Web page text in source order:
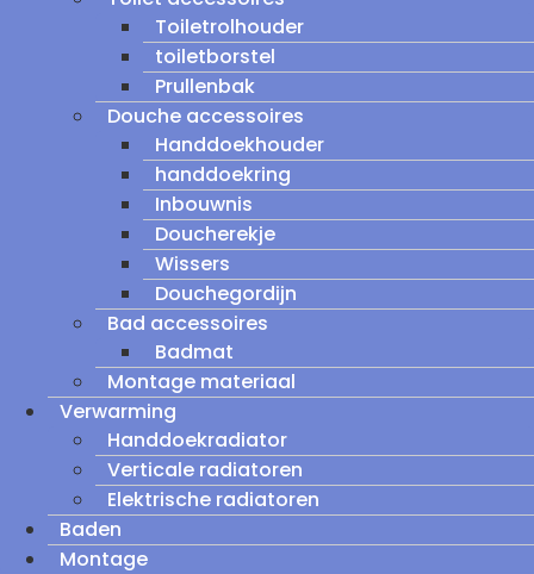
Toiletrolhouder
toiletborstel
Prullenbak
Douche accessoires
Handdoekhouder
handdoekring
Inbouwnis
Doucherekje
Wissers
Douchegordijn
Bad accessoires
Badmat
Montage materiaal
Verwarming
Handdoekradiator
Verticale radiatoren
Elektrische radiatoren
Baden
Montage